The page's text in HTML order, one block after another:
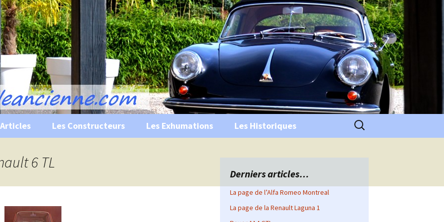
Ancienne
historiques …
Les Constructeurs Les Exhumations Les Historiques Rechercher :
6 TL
Derniers articles…
La page de l’Alfa Romeo Montreal
La page de la Renault Laguna 1